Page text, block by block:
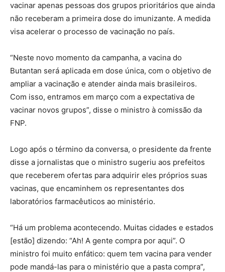
vacinar apenas pessoas dos grupos prioritários que ainda
não receberam a primeira dose do imunizante. A medida
visa acelerar o processo de vacinação no país.
“Neste novo momento da campanha, a vacina do
Butantan será aplicada em dose única, com o objetivo de
ampliar a vacinação e atender ainda mais brasileiros.
Com isso, entramos em março com a expectativa de
vacinar novos grupos”, disse o ministro à comissão da
FNP.
Logo após o término da conversa, o presidente da frente
disse a jornalistas que o ministro sugeriu aos prefeitos
que receberem ofertas para adquirir eles próprios suas
vacinas, que encaminhem os representantes dos
laboratórios farmacêuticos ao ministério.
“Há um problema acontecendo. Muitas cidades e estados
[estão] dizendo: “Ah! A gente compra por aqui”. O
ministro foi muito enfático: quem tem vacina para vender
pode mandá-las para o ministério que a pasta compra”,